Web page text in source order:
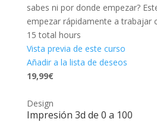
sabes ni por donde empezar?
empezar rápidamente a trabajar
15 total hours
Vista previa de este curso
Añadir a la lista de deseos
19,99€
Design
Impresión 3d de 0 a 100